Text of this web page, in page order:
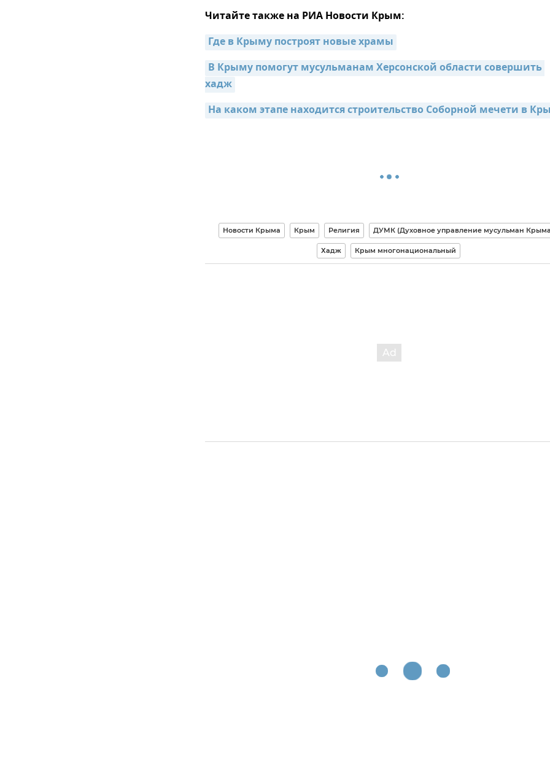
Читайте также на РИА Новости Крым:
Где в Крыму построят новые храмы
В Крыму помогут мусульманам Херсонской области совершить
хадж
На каком этапе находится строительство Соборной мечети в
Новости Крыма Крым Религия ДУМК (Духовное управление мусульман
Хадж Крым многонациональный